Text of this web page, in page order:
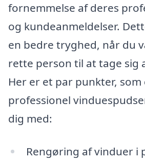
fornemmelse af deres
og kundeanmeldelser.
en bedre tryghed, når du
rette person til at tage sig
Her er et par punkter, som
professionel
dig med:
Rengøring af vinduer i